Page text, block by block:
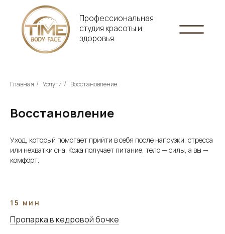
Профессиональная
студия красоты и
здоровья
Главная / Услуги / Восстановление
Восстановление
Уход, который помогает прийти в себя после нагрузки, стресса
или нехватки сна. Кожа получает питание, тело — силы, а вы —
комфорт.
15 мин
Пропарка в кедровой бочке